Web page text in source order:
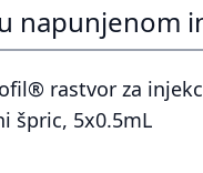
napunjenom
rastvor za
špric, 5x0.5mL